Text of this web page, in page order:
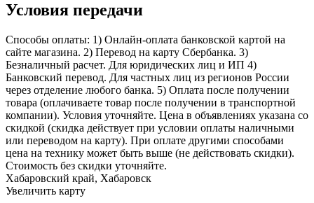
Условия передачи
Способы оплаты: 1) Онлайн-оплата банковской картой на
сайте магазина. 2) Перевод на карту Сбербанка. 3)
Безналичный расчет. Для юридических лиц и ИП 4)
Банковский перевод. Для частных лиц из регионов России
через отделение любого банка. 5) Оплата после получении
товара (оплачиваете товар после получении в транспортной
компании). Условия уточняйте. Цена в объявлениях указана со
скидкой (скидка действует при условии оплаты наличными
или переводом на карту). При оплате другими способами
цена на технику может быть выше (не действовать скидки).
Стоимость без скидки уточняйте.
Хабаровский край, Хабаровск
Увеличить карту